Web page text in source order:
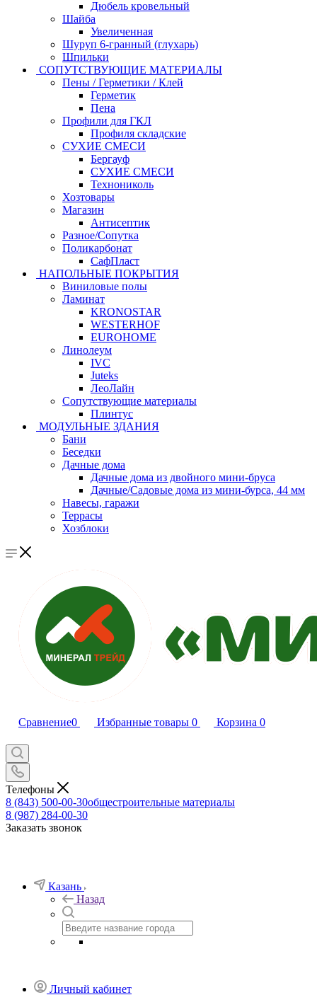
Дюбель кровельный
Шайба
Увеличенная
Шуруп 6-гранный (глухарь)
Шпильки
СОПУТСТВУЮЩИЕ МАТЕРИАЛЫ
Пены / Герметики / Клей
Герметик
Пена
Профили для ГКЛ
Профиля складские
СУХИЕ СМЕСИ
Бергауф
СУХИЕ СМЕСИ
Технониколь
Хозтовары
Магазин
Антисептик
Разное/Сопутка
Поликарбонат
СафПласт
НАПОЛЬНЫЕ ПОКРЫТИЯ
Виниловые полы
Ламинат
KRONOSTAR
WESTERHOF
EUROHOME
Линолеум
IVC
Juteks
ЛеоЛайн
Сопутствующие материалы
Плинтус
МОДУЛЬНЫЕ ЗДАНИЯ
Бани
Беседки
Дачные дома
Дачные дома из двойного мини-бруса
Дачные/Садовые дома из мини-бурса, 44 мм
Навесы, гаражи
Террасы
Хозблоки
Сравнение0 Избранные товары 0 Корзина 0
Телефоны
8 (843) 500-00-30общестроительные материалы
8 (987) 284-00-30
Заказать звонок
Казань
Назад
Личный кабинет